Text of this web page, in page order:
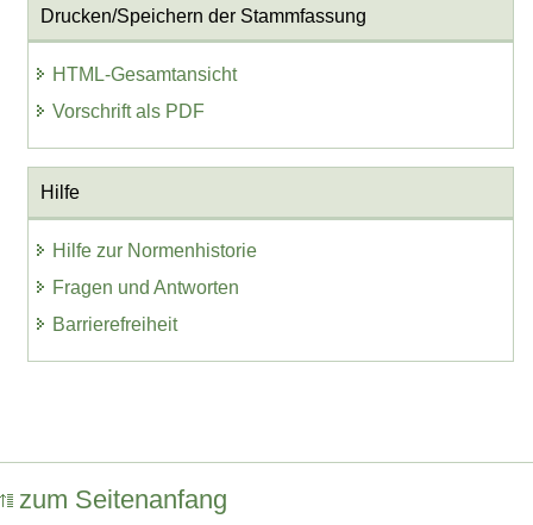
Drucken/Speichern der Stammfassung
HTML-Gesamtansicht
Vorschrift als PDF
Hilfe
Hilfe zur Normenhistorie
Fragen und Antworten
Barrierefreiheit
zum Seitenanfang